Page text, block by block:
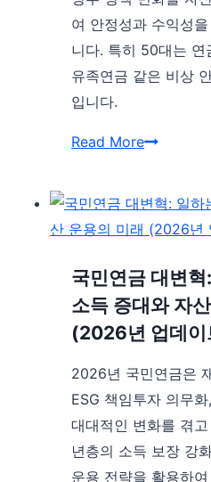
어
논
란,
결
사
전
개
강
화
배
경
과
의
여 안정성과 수익성
니다. 특히 50대는
유족연금 같은 비상
입니다.
Read More2026
리
통
찰:
정
책
변
화
속
‘안
국민연금 대변
소득 증대와 자
(2026년 업데이
2026년 국민연금은
ESG 책임투자 의무
대대적인 변화를 겪
년층의 소득 보장 강
운용 전략을 활용하